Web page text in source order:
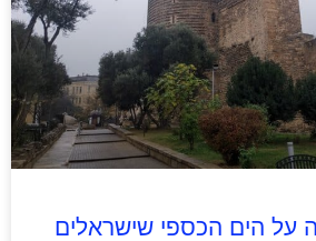
על הים הכספי שישראלים